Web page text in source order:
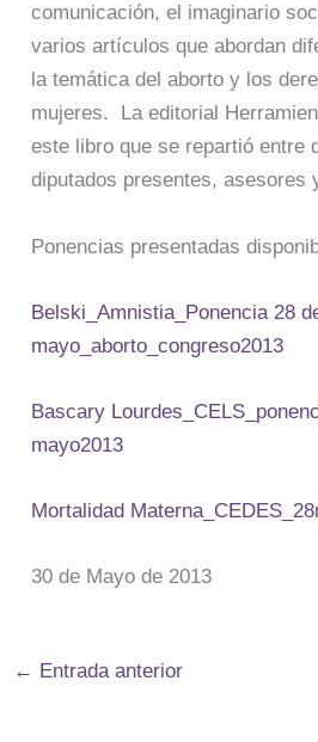
comunicación, el imaginario
varios artículos que abordan
la temática del aborto y los
mujeres. La editorial
este libro que se repartió entre
diputados presentes, asesores
Ponencias presentadas
Belski_Amnistia_Ponencia 28
mayo_aborto_congreso2013
Bascary
mayo2013
Mortalidad
30 de Mayo de 2013
← Entrada anterior